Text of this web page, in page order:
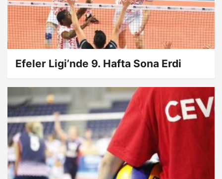
Efeler Ligi’nde 9. Hafta Sona Erdi